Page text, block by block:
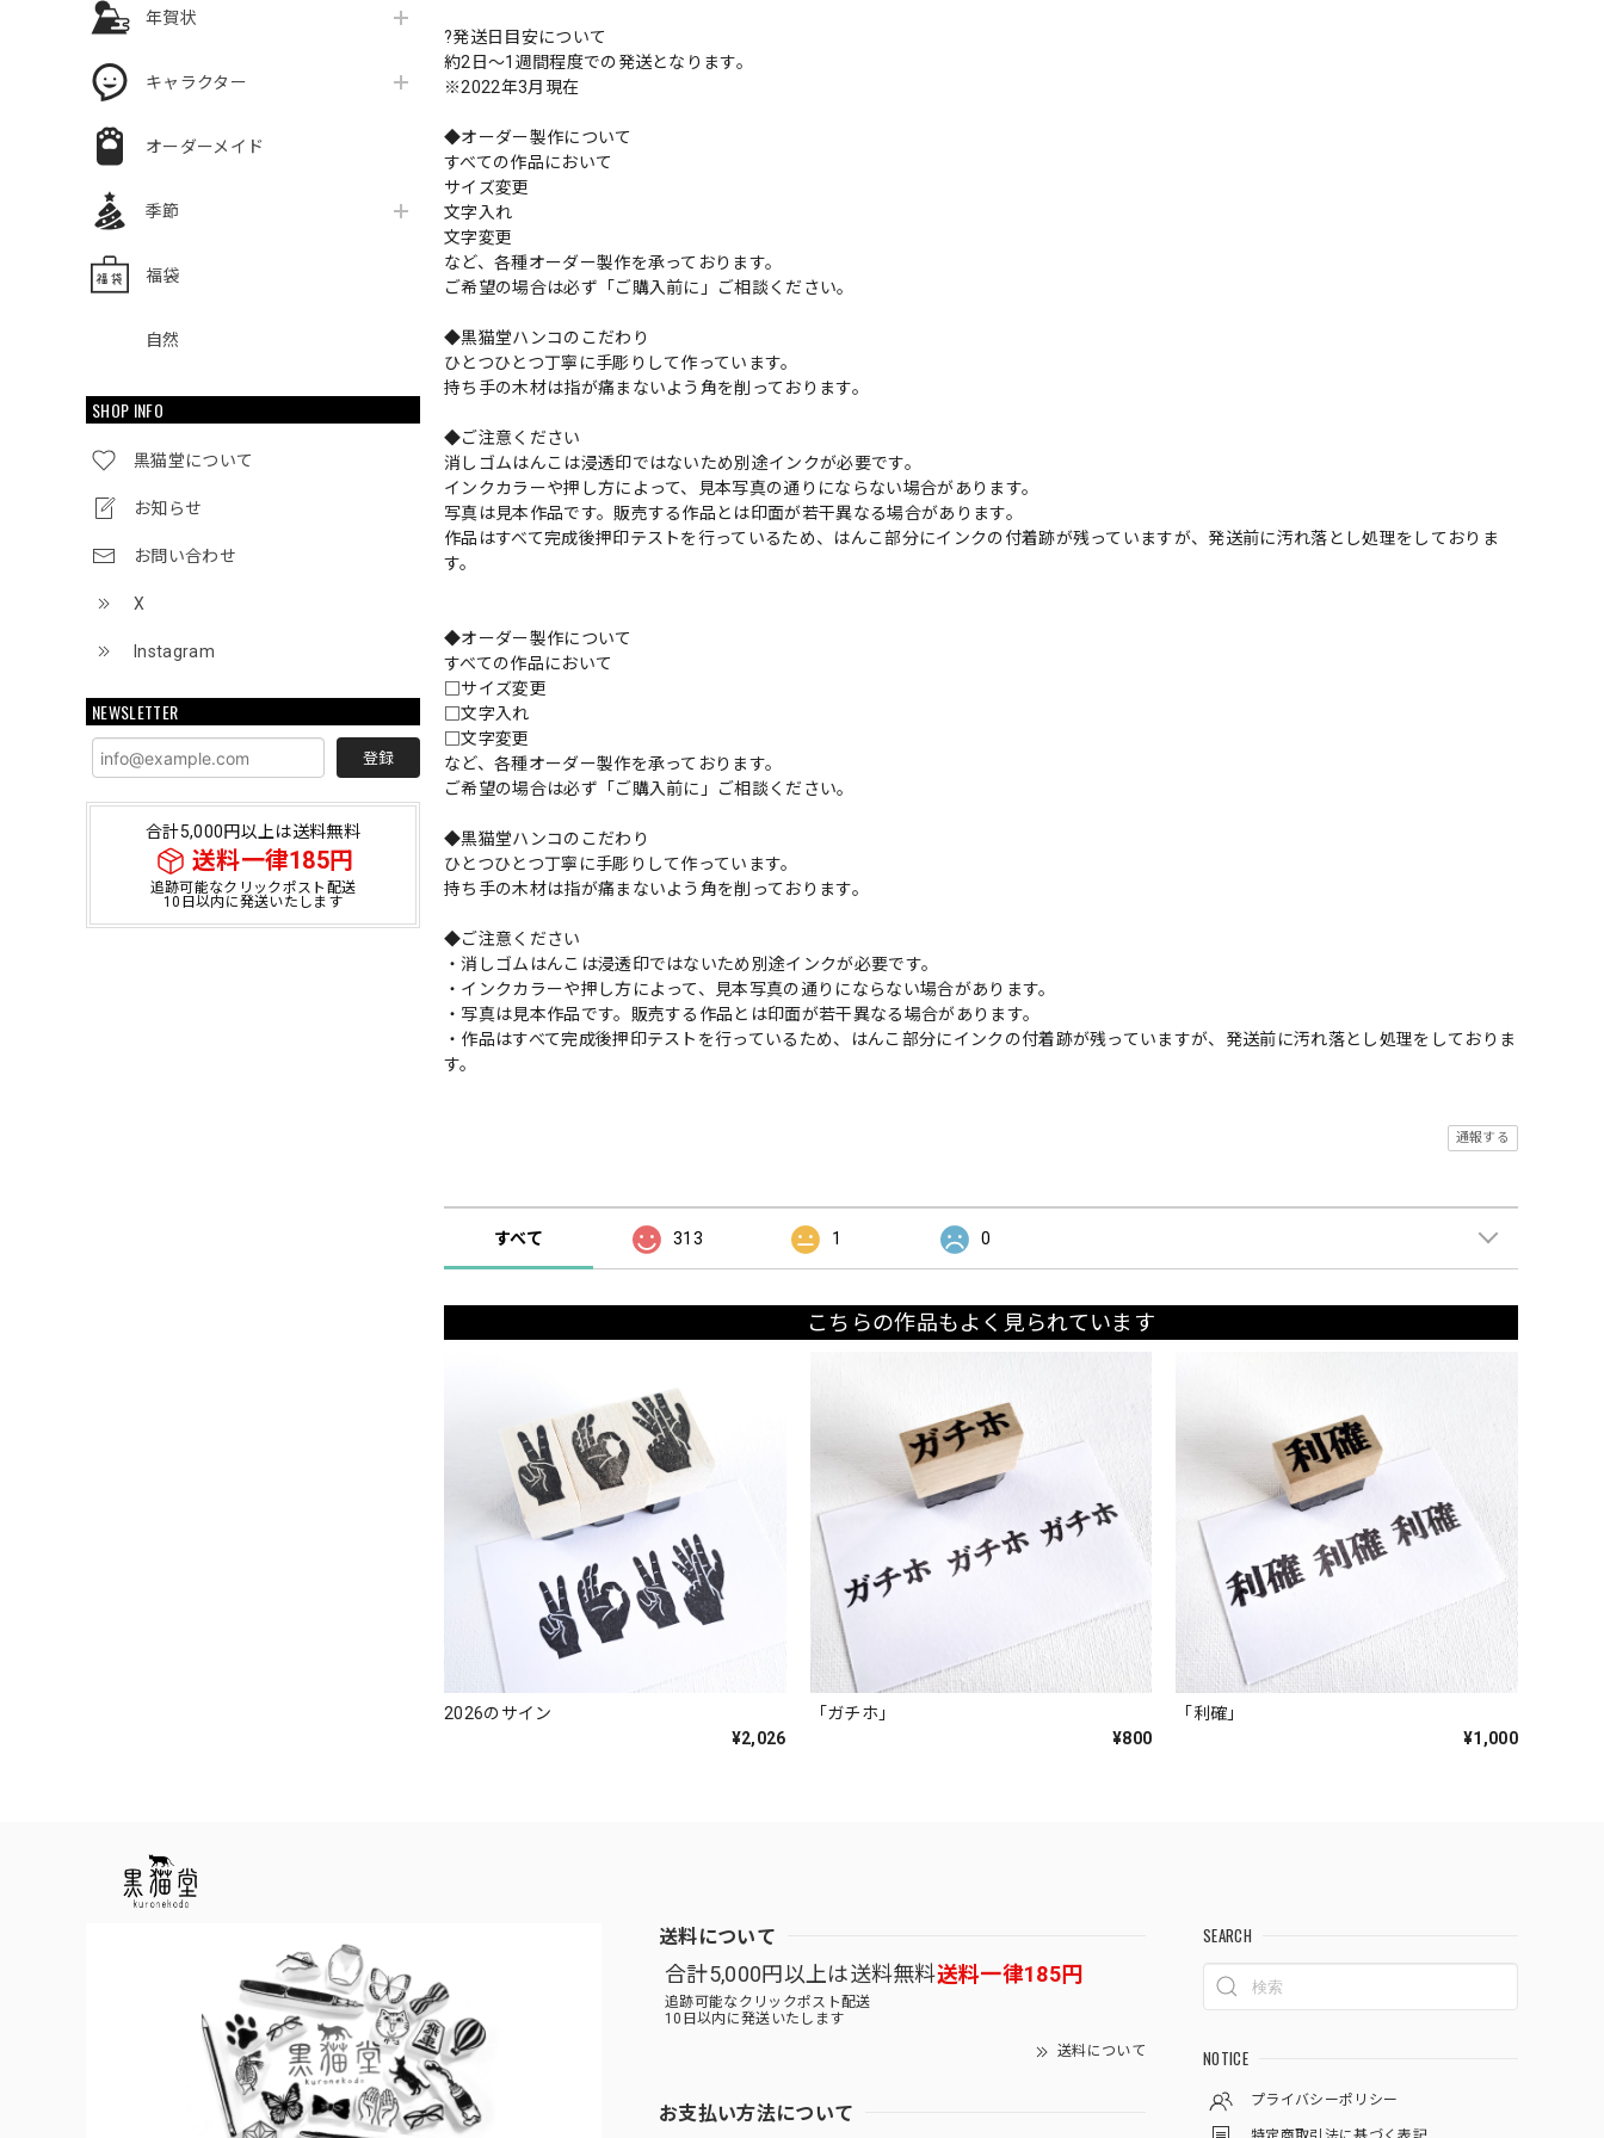
年賀状
キャラクター
オーダーメイド
季節
福袋
自然
SHOP INFO
黒猫堂について
お知らせ
お問い合わせ
X
Instagram
NEWSLETTER
登録
合計5,000円以上は送料無料
送料一律185円
追跡可能なクリックポスト配送
10日以内に発送いたします
?発送日目安について
約2日〜1週間程度での発送となります。
※2022年3月現在
◆オーダー製作について
すべての作品において
サイズ変更
文字入れ
文字変更
など、各種オーダー製作を承っております。
ご希望の場合は必ず「ご購入前に」ご相談ください。
◆黒猫堂ハンコのこだわり
ひとつひとつ丁寧に手彫りして作っています。
持ち手の木材は指が痛まないよう角を削っております。
◆ご注意ください
消しゴムはんこは浸透印ではないため別途インクが必要です。
インクカラーや押し方によって、見本写真の通りにならない場合があります。
写真は見本作品です。販売する作品とは印面が若干異なる場合があります。
作品はすべて完成後押印テストを行っているため、はんこ部分にインクの付着跡が残っていますが、発送前に汚れ落とし処理をしておりま
す。
◆オーダー製作について
すべての作品において
□サイズ変更
□文字入れ
□文字変更
など、各種オーダー製作を承っております。
ご希望の場合は必ず「ご購入前に」ご相談ください。
◆黒猫堂ハンコのこだわり
ひとつひとつ丁寧に手彫りして作っています。
持ち手の木材は指が痛まないよう角を削っております。
◆ご注意ください
・消しゴムはんこは浸透印ではないため別途インクが必要です。
・インクカラーや押し方によって、見本写真の通りにならない場合があります。
・写真は見本作品です。販売する作品とは印面が若干異なる場合があります。
・作品はすべて完成後押印テストを行っているため、はんこ部分にインクの付着跡が残っていますが、発送前に汚れ落とし処理をしておりま
す。
通報する
すべて 313 1 0
こちらの作品もよく見られています
2026のサイン
¥2,026
「ガチホ」
¥800
「利確」
¥1,000
送料について
合計5,000円以上は送料無料送料一律185円
追跡可能なクリックポスト配送
10日以内に発送いたします
送料について
お支払い方法について
SEARCH
NOTICE
プライバシーポリシー